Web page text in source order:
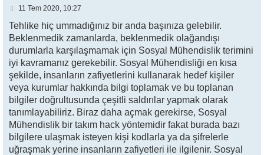
M
s
j
11 Tem 2020, 10:27
Tehlike hiç ummadığınız bir anda başınıza gelebilir.
Beklenmedik zamanlarda, beklenmedik olağandışı
durumlarla karşılaşmamak için Sosyal Mühendislik terimini
iyi kavramanız gerekebilir. Sosyal Mühendisliği en kısa
şekilde, insanların zafiyetlerini kullanarak hedef kişiler
veya kurumlar hakkında bilgi toplamak ve bu toplanan
bilgiler doğrultusunda çeşitli saldırılar yapmak olarak
tanımlayabiliriz. Biraz daha açmak gerekirse, Sosyal
Mühendislik bir takım hack yöntemidir fakat burada bazı
bilgilere ulaşmak isteyen kişi kodlarla ya da şifrelerle
uğraşmak yerine insanların zafiyetleri ile ilgilenir. Sosyal